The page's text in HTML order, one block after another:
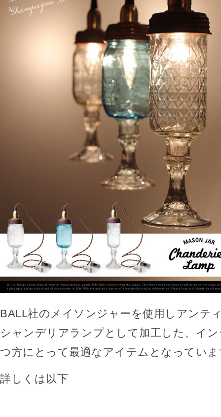
BALL社のメイソンジャーを使用しアンテ
シャンデリアランプとして加工した、イ
つ方にとって最適なアイテムとなってい
詳しくは以下